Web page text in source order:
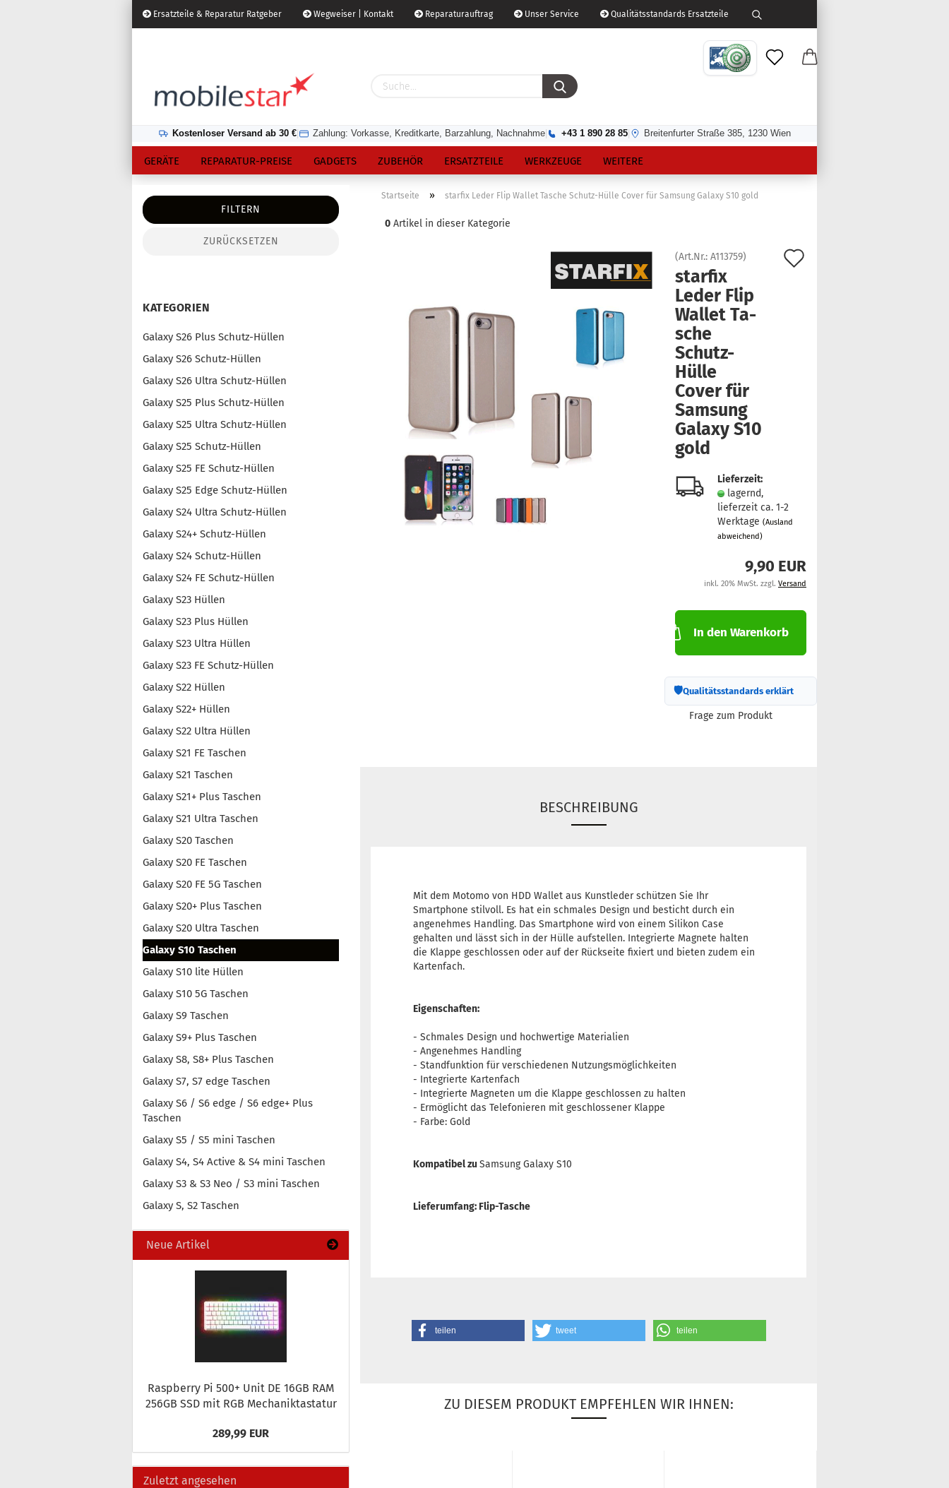
Ersatzteile & Reparatur Ratgeber Wegweiser | Kontakt Reparaturauftrag Unser Service Qualitätsstandards Ersatzteile
Kostenloser Versand ab 30 € Zahlung: Vorkasse, Kreditkarte, Barzahlung, Nachnahme +43 1 890 28 85 Breitenfurter Straße 385, 1230 Wien
GERÄTE REPARATUR-PREISE GADGETS ZUBEHÖR ERSATZTEILE WERKZEUGE WEITERE
Startseite » starfix Leder Flip Wallet Tasche Schutz-Hülle Cover für Samsung Galaxy S10 gold
0 Artikel in dieser Kategorie
(Art.Nr.:A113759)
star­fix
Leder Flip
Wal­let Ta­
sche
Schutz-​
Hülle
Cover für
Sam­sung
Ga­la­xy S10
gold
Lieferzeit:
lagernd,
lieferzeit ca. 1-2
Werktage(Ausland
abweichend)
9,90 EUR
inkl. 20% MwSt. zzgl. Versand
In den Warenkorb
🛡Qualitätsstandards erklärt
Frage zum Produkt
BESCHREIBUNG
Mit dem Motomo von HDD Wallet aus Kunstleder schützen Sie Ihr
Smartphone stilvoll. Es hat ein schmales Design und besticht durch ein
angenehmes Handling. Das Smartphone wird von einem Silikon Case
gehalten und lässt sich in der Hülle aufstellen. Integrierte Magnete halten
die Klappe geschlossen oder auf der Rückseite fixiert und bieten zudem ein
Kartenfach.
Eigenschaften:
- Schmales Design und hochwertige Materialien
- Angenehmes Handling
- Standfunktion für verschiedenen Nutzungsmöglichkeiten
- Integrierte Kartenfach
- Integrierte Magneten um die Klappe geschlossen zu halten
- Ermöglicht das Telefonieren mit geschlossener Klappe
- Farbe: Gold
Kompatibel zuSamsung Galaxy S10
Lieferumfang: Flip-Tasche
teilen tweet teilen
ZU DIESEM PRODUKT EMPFEHLEN WIR IHNEN:
FILTERN
ZURÜCKSETZEN
KATEGORIEN
Galaxy S26 Plus Schutz-Hüllen
Galaxy S26 Schutz-Hüllen
Galaxy S26 Ultra Schutz-Hüllen
Galaxy S25 Plus Schutz-Hüllen
Galaxy S25 Ultra Schutz-Hüllen
Galaxy S25 Schutz-Hüllen
Galaxy S25 FE Schutz-Hüllen
Galaxy S25 Edge Schutz-Hüllen
Galaxy S24 Ultra Schutz-Hüllen
Galaxy S24+ Schutz-Hüllen
Galaxy S24 Schutz-Hüllen
Galaxy S24 FE Schutz-Hüllen
Galaxy S23 Hüllen
Galaxy S23 Plus Hüllen
Galaxy S23 Ultra Hüllen
Galaxy S23 FE Schutz-Hüllen
Galaxy S22 Hüllen
Galaxy S22+ Hüllen
Galaxy S22 Ultra Hüllen
Galaxy S21 FE Taschen
Galaxy S21 Taschen
Galaxy S21+ Plus Taschen
Galaxy S21 Ultra Taschen
Galaxy S20 Taschen
Galaxy S20 FE Taschen
Galaxy S20 FE 5G Taschen
Galaxy S20+ Plus Taschen
Galaxy S20 Ultra Taschen
Galaxy S10 Taschen
Galaxy S10 lite Hüllen
Galaxy S10 5G Taschen
Galaxy S9 Taschen
Galaxy S9+ Plus Taschen
Galaxy S8, S8+ Plus Taschen
Galaxy S7, S7 edge Taschen
Galaxy S6 / S6 edge / S6 edge+ Plus
Taschen
Galaxy S5 / S5 mini Taschen
Galaxy S4, S4 Active & S4 mini Taschen
Galaxy S3 & S3 Neo / S3 mini Taschen
Galaxy S, S2 Taschen
Neue Artikel
Raspber­ry Pi 500+ Unit DE 16GB RAM
256GB SSD mit RGB Me­cha­nik­tas­ta­tur
289,99 EUR
Zuletzt angesehen